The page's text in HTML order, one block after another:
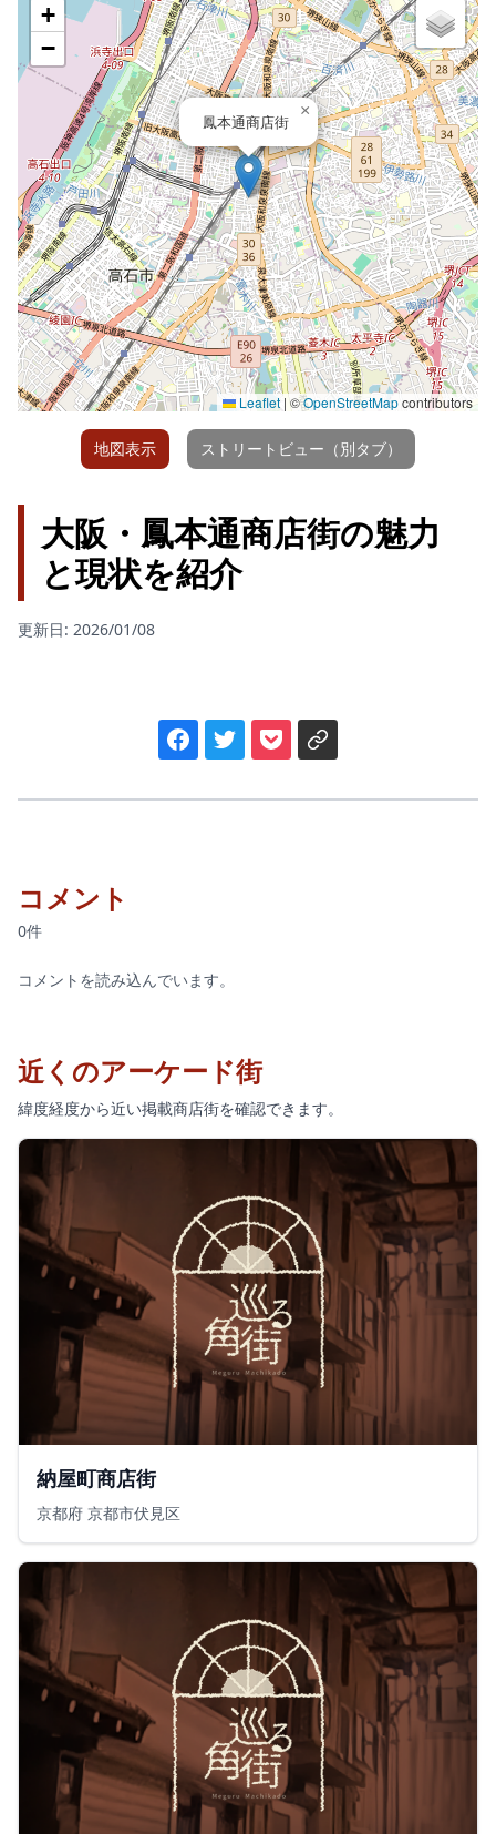
鳳本通商店街
×
+
−
Leaflet |©OpenStreetMapcontributors
地図表示 ストリートビュー（別タブ）
大阪・鳳本通商店街の魅力
と現状を紹介
更新日: 2026/01/08
コメント
0件
コメントを読み込んでいます。
近くのアーケード街
緯度経度から近い掲載商店街を確認できます。
納屋町商店街
京都府 京都市伏見区